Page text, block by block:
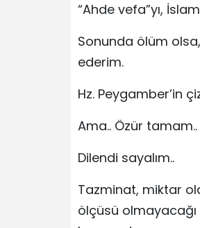
“Ahde vefa”yı,
Sonunda ölüm
ederim.
Hz. Peygamber’in
Ama.. Özür tamam..
Dilendi sayalım..
Tazminat, miktar
ölçüsü olmayacağı